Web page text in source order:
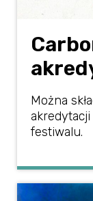
Można
festiwalu.